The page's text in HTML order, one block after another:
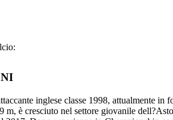
inglese classe 1998, attualmente in
m, è cresciuto nel settore giovanile